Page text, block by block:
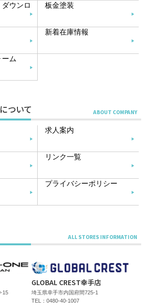
ウンロ
板金塗装
新着在庫情報
ム
ついて
求人案内
リンク一覧
プライバシーポリシー
15
GLOBAL CREST幸手店
埼玉県幸手市内国府間725-1
TEL：0480-40-1007